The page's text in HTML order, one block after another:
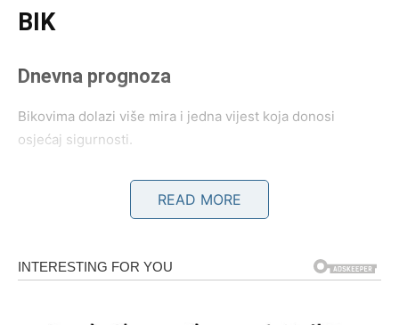
BIK
Dnevna prognoza
Bikovima dolazi više mira i jedna vijest koja donosi
osjećaj sigurnosti.
Poruka zvijezda
BLIZANCI
READ MORE